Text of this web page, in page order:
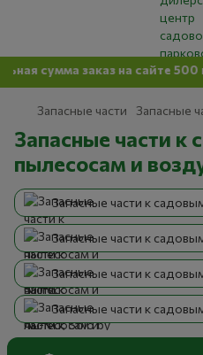
заказ на сайте 500 грн
Запасные части Запасные
Запасные части к
пылесосам и